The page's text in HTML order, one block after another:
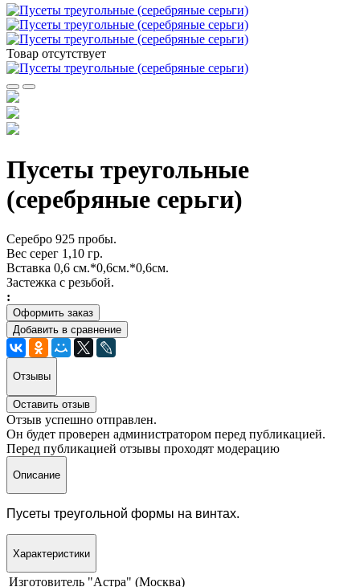
Товар отсутствует
Пусеты треугольные
(серебряные серьги)
Серебро 925 пробы.
Вес серег 1,10 гр.
Вставка 0,6 см.*0,6см.*0,6см.
Застежка с резьбой.
:
Оформить заказ
Добавить в сравнение
Отзывы
Оставить отзыв
Отзыв успешно отправлен.
Он будет проверен администратором перед публикацией.
Перед публикацией отзывы проходят модерацию
Описание
Пусеты треугольной формы на винтах.
Характеристики
Изготовитель "Астра" (Москва)